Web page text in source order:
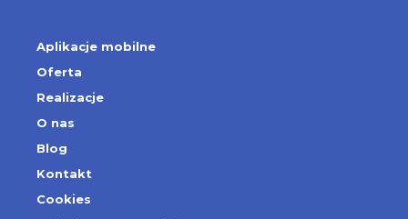
Aplikacje mobilne
Oferta
Realizacje
O nas
Blog
Kontakt
Cookies